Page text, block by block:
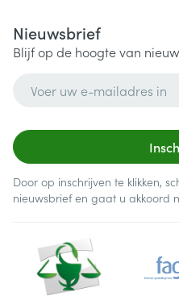
Nieuwsbrief
Blijf op de hoogte van
Door op inschrijven te klikken,
nieuwsbrief en gaat u akkoord